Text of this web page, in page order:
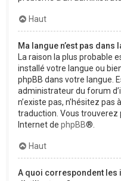
Haut
Ma langue n’est pas dans
La raison la plus probable
installé votre langue ou
phpBB dans votre langue.
administrateur du forum
n’existe pas, n’hésitez
traduction. Vous trouverez
Internet de phpBB®.
Haut
A quoi correspondent les